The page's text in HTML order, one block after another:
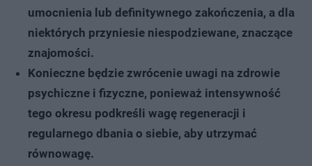
umocnienia lub definitywnego zakończenia, a dla
niektórych przyniesie niespodziewane, znaczące
znajomości.
Konieczne będzie zwrócenie uwagi na zdrowie
psychiczne i fizyczne, ponieważ intensywność
tego okresu podkreśli wagę regeneracji i
regularnego dbania o siebie, aby utrzymać
równowagę.